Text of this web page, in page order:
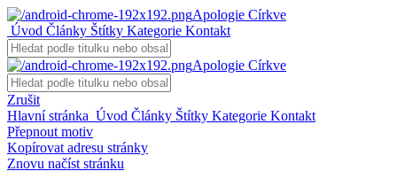
Apologie Církve
Úvod Články Štítky Kategorie Kontakt
Apologie Církve
Zrušit
Hlavní stránka Úvod Články Štítky Kategorie Kontakt
Přepnout motiv
Kopírovat adresu stránky
Znovu načíst stránku